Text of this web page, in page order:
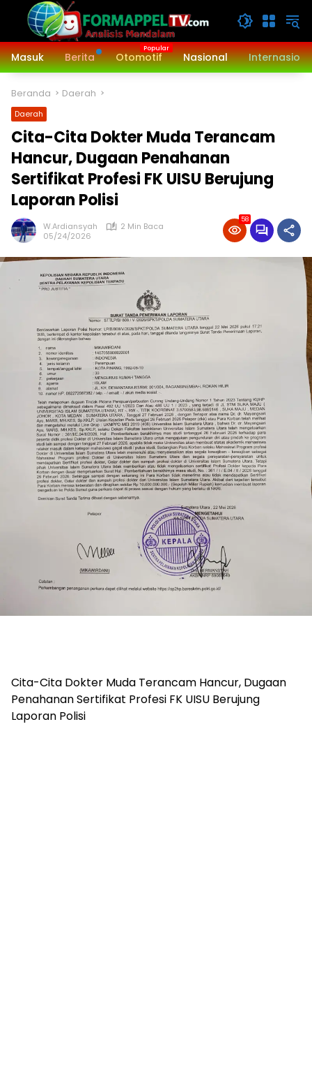
Langsung
konten
Masuk
Berita Otomotif Nasional
Beranda Daerah
Daerah
Cita-Cita Dokter Muda Terancam
Hancur, Dugaan Penahanan
Sertifikat Profesi FK UISU Berujung
Laporan Polisi
W.Ardiansyah
2 Min Baca
05/24/2026
58
Cita-Cita Dokter Muda Terancam Hancur, Dugaan
Penahanan Sertifikat Profesi FK UISU Berujung
Laporan Polisi